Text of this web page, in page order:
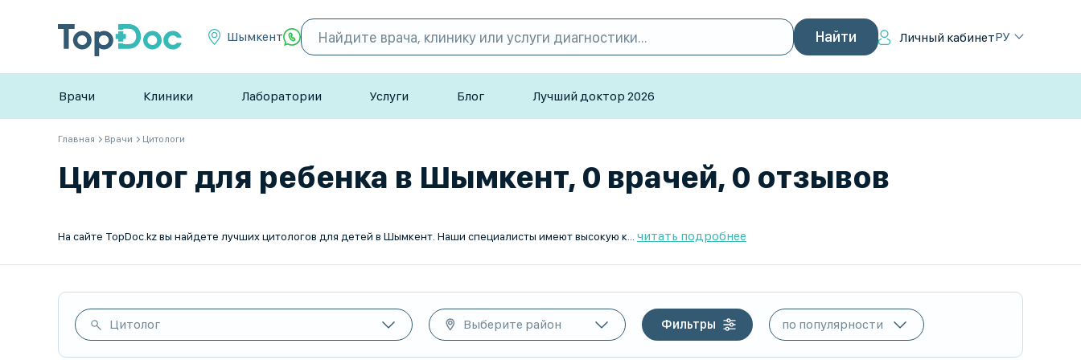
Шымкент Личный кабинетРУ
Врачи Клиники Лаборатории Услуги Блог Лучший доктор 2026
Главная Врачи Цитологи
Цитолог для ребенка в Шымкент, 0 врачей, 0 отзывов
читать подробнее
Цитолог Выберите район Фильтры